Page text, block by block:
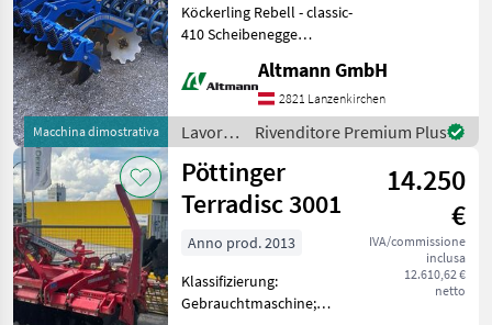
Macchina dimostrativa
Köckerling Rebell - classic-
410 Scheibenegge
Scheibenaufhängung DSTS
Walze Nachstriegel
Beleuchtung Sofort
verfügbar Fehler, Irrtümer
und
Altmann GmbH
2821 Lanzenkirchen
Lavorazione
terreno
/
Köckerling
Rivenditore Premium Plus
Pöttinger
Terradisc 3001
14.250
€
IVA/commissione
inclusa
12.610,62 €
netto
Anno prod. 2013
Klassifizierung:
Gebrauchtmaschine;